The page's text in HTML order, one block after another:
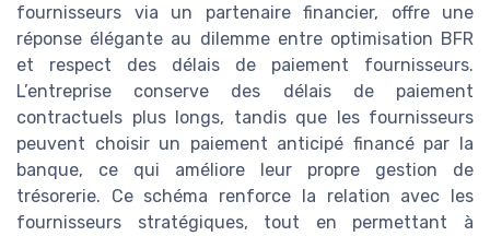
fournisseurs via un partenaire financier, offre une
réponse élégante au dilemme entre optimisation BFR
et respect des délais de paiement fournisseurs.
L’entreprise conserve des délais de paiement
contractuels plus longs, tandis que les fournisseurs
peuvent choisir un paiement anticipé financé par la
banque, ce qui améliore leur propre gestion de
trésorerie. Ce schéma renforce la relation avec les
fournisseurs stratégiques, tout en permettant à